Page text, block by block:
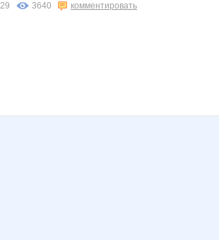
3640 комментировать